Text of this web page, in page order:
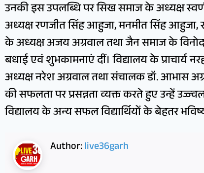
उनकी इस उपलब्धि पर सिख समाज के अध्यक्ष
अध्यक्ष रणजीत सिंह आहुजा, मनमीत सिंह आहुजा,
के अध्यक्ष अजय अग्रवाल तथा जैन समाज के
बधाई एवं शुभकामनाएं दीं। विद्यालय के प्राचार्य
अध्यक्ष नरेश अग्रवाल तथा संचालक डॉ. आभास
की सफलता पर प्रसन्नता व्यक्त करते हुए उन्हें
विद्यालय के अन्य सफल विद्यार्थियों के बेहतर
Author:live36garh